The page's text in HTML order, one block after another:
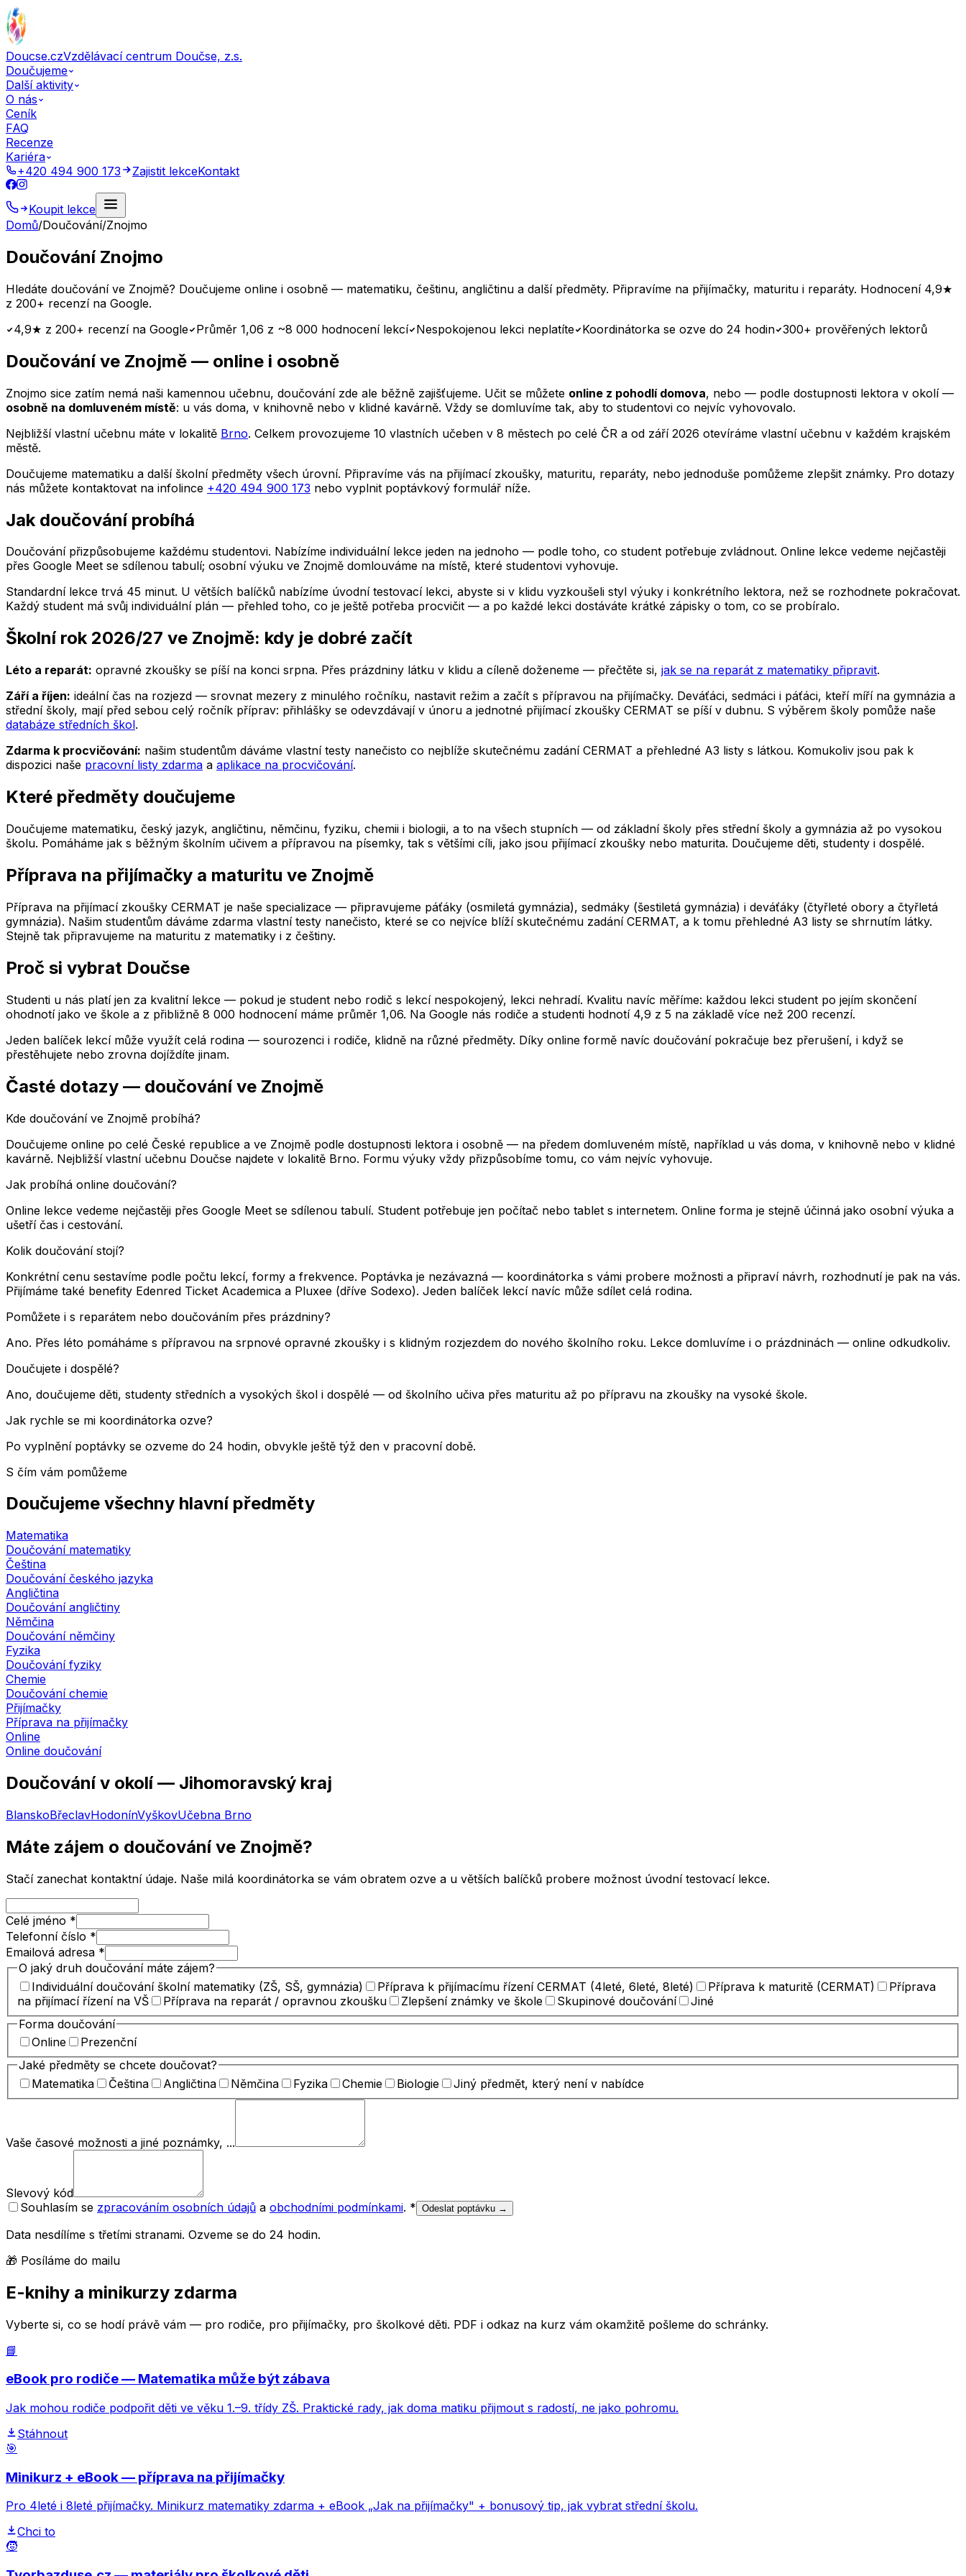
Doucse.czVzdělávací centrum Doučse, z.s.
Doučujeme
Další aktivity
O nás
Ceník
FAQ
Recenze
Kariéra
+420 494 900 173
Zajistit lekceKontakt
Koupit lekce
Domů/Doučování/Znojmo
Doučování Znojmo
Hledáte doučování ve Znojmě? Doučujeme online i osobně — matematiku, češtinu, angličtinu a další předměty. Připravíme na přijímačky, maturitu i reparáty. Hodnocení 4,9★
z 200+ recenzí na Google.
4,9★ z 200+ recenzí na Google Průměr 1,06 z ~8 000 hodnocení lekcí Nespokojenou lekci neplatíte Koordinátorka se ozve do 24 hodin 300+ prověřených lektorů
Doučováníve Znojmě — online i osobně
Znojmo sice zatím nemá naši kamennou učebnu, doučování zde ale běžně zajišťujeme. Učit se můžete online z pohodlí domova, nebo — podle dostupnosti lektora v okolí —
osobně na domluveném místě: u vás doma, v knihovně nebo v klidné kavárně. Vždy se domluvíme tak, aby to studentovi co nejvíc vyhovovalo.
Nejbližší vlastní učebnu máte v lokalitě Brno. Celkem provozujeme 10 vlastních učeben v 8 městech po celé ČR a od září 2026 otevíráme vlastní učebnu v každém krajském
městě.
Doučujeme matematiku a další školní předměty všech úrovní. Připravíme vás na přijímací zkoušky, maturitu, reparáty, nebo jednoduše pomůžeme zlepšit známky. Pro dotazy
nás můžete kontaktovat na infolince +420 494 900 173 nebo vyplnit poptávkový formulář níže.
Jak doučování probíhá
Doučování přizpůsobujeme každému studentovi. Nabízíme individuální lekce jeden na jednoho — podle toho, co student potřebuje zvládnout. Online lekce vedeme nejčastěji
přes Google Meet se sdílenou tabulí; osobní výuku ve Znojmě domlouváme na místě, které studentovi vyhovuje.
Standardní lekce trvá 45 minut. U větších balíčků nabízíme úvodní testovací lekci, abyste si v klidu vyzkoušeli styl výuky i konkrétního lektora, než se rozhodnete pokračovat.
Každý student má svůj individuální plán — přehled toho, co je ještě potřeba procvičit — a po každé lekci dostáváte krátké zápisky o tom, co se probíralo.
Školní rok 2026/27 ve Znojmě: kdy je dobré začít
Léto a reparát: opravné zkoušky se píší na konci srpna. Přes prázdniny látku v klidu a cíleně doženeme — přečtěte si, jak se na reparát z matematiky připravit.
Září a říjen: ideální čas na rozjezd — srovnat mezery z minulého ročníku, nastavit režim a začít s přípravou na přijímačky. Deváťáci, sedmáci i páťáci, kteří míří na gymnázia a
střední školy, mají před sebou celý ročník příprav: přihlášky se odevzdávají v únoru a jednotné přijímací zkoušky CERMAT se píší v dubnu. S výběrem školy pomůže naše
databáze středních škol.
Zdarma k procvičování: našim studentům dáváme vlastní testy nanečisto co nejblíže skutečnému zadání CERMAT a přehledné A3 listy s látkou. Komukoliv jsou pak k
dispozici naše pracovní listy zdarma a aplikace na procvičování.
Které předměty doučujeme
Doučujeme matematiku, český jazyk, angličtinu, němčinu, fyziku, chemii i biologii, a to na všech stupních — od základní školy přes střední školy a gymnázia až po vysokou
školu. Pomáháme jak s běžným školním učivem a přípravou na písemky, tak s většími cíli, jako jsou přijímací zkoušky nebo maturita. Doučujeme děti, studenty i dospělé.
Příprava na přijímačky a maturitu ve Znojmě
Příprava na přijímací zkoušky CERMAT je naše specializace — připravujeme páťáky (osmiletá gymnázia), sedmáky (šestiletá gymnázia) i deváťáky (čtyřleté obory a čtyřletá
gymnázia). Našim studentům dáváme zdarma vlastní testy nanečisto, které se co nejvíce blíží skutečnému zadání CERMAT, a k tomu přehledné A3 listy se shrnutím látky.
Stejně tak připravujeme na maturitu z matematiky i z češtiny.
Proč si vybrat Doučse
Studenti u nás platí jen za kvalitní lekce — pokud je student nebo rodič s lekcí nespokojený, lekci nehradí. Kvalitu navíc měříme: každou lekci student po jejím skončení
ohodnotí jako ve škole a z přibližně 8 000 hodnocení máme průměr 1,06. Na Google nás rodiče a studenti hodnotí 4,9 z 5 na základě více než 200 recenzí.
Jeden balíček lekcí může využít celá rodina — sourozenci i rodiče, klidně na různé předměty. Díky online formě navíc doučování pokračuje bez přerušení, i když se
přestěhujete nebo zrovna dojíždíte jinam.
Časté dotazy — doučováníve Znojmě
Kde doučování ve Znojmě probíhá?
Doučujeme online po celé České republice a ve Znojmě podle dostupnosti lektora i osobně — na předem domluveném místě, například u vás doma, v knihovně nebo v klidné
kavárně. Nejbližší vlastní učebnu Doučse najdete v lokalitě Brno. Formu výuky vždy přizpůsobíme tomu, co vám nejvíc vyhovuje.
Jak probíhá online doučování?
Online lekce vedeme nejčastěji přes Google Meet se sdílenou tabulí. Student potřebuje jen počítač nebo tablet s internetem. Online forma je stejně účinná jako osobní výuka a
ušetří čas i cestování.
Kolik doučování stojí?
Konkrétní cenu sestavíme podle počtu lekcí, formy a frekvence. Poptávka je nezávazná — koordinátorka s vámi probere možnosti a připraví návrh, rozhodnutí je pak na vás.
Přijímáme také benefity Edenred Ticket Academica a Pluxee (dříve Sodexo). Jeden balíček lekcí navíc může sdílet celá rodina.
Pomůžete i s reparátem nebo doučováním přes prázdniny?
Ano. Přes léto pomáháme s přípravou na srpnové opravné zkoušky i s klidným rozjezdem do nového školního roku. Lekce domluvíme i o prázdninách — online odkudkoliv.
Doučujete i dospělé?
Ano, doučujeme děti, studenty středních a vysokých škol i dospělé — od školního učiva přes maturitu až po přípravu na zkoušky na vysoké škole.
Jak rychle se mi koordinátorka ozve?
Po vyplnění poptávky se ozveme do 24 hodin, obvykle ještě týž den v pracovní době.
S čím vám pomůžeme
Doučujeme všechny hlavní předměty
Matematika
Doučování matematiky
Čeština
Doučování českého jazyka
Angličtina
Doučování angličtiny
Němčina
Doučování němčiny
Fyzika
Doučování fyziky
Chemie
Doučování chemie
Přijímačky
Příprava na přijímačky
Online
Online doučování
Doučování v okolí — Jihomoravský kraj
BlanskoBřeclavHodonínVyškovUčebna Brno
Máte zájem o doučováníve Znojmě?
Stačí zanechat kontaktní údaje. Naše milá koordinátorka se vám obratem ozve a u větších balíčků probere možnost úvodní testovací lekce.
Celé jméno *
Telefonní číslo *
Emailová adresa *
O jaký druh doučování máte zájem?
Individuální doučování školní matematiky (ZŠ, SŠ, gymnázia)
Příprava k přijímacímu řízení CERMAT (4leté, 6leté, 8leté) Příprava k maturitě (CERMAT)
Příprava
na přijímací řízení na VŠ
Příprava na reparát / opravnou zkoušku Zlepšení známky ve škole Skupinové doučování
Jiné
Forma doučování
Online
Prezenční
Jaké předměty se chcete doučovat?
Matematika
Čeština Angličtina Němčina Fyzika Chemie Biologie Jiný předmět, který není v nabídce
Vaše časové možnosti a jiné poznámky, ...
Slevový kód
Souhlasím se zpracováním osobních údajů a obchodními podmínkami. * Odeslat poptávku →
Data nesdílíme s třetími stranami. Ozveme se do 24 hodin.
🎁 Posíláme do mailu
E-knihy a minikurzy zdarma
Vyberte si, co se hodí právě vám — pro rodiče, pro přijímačky, pro školkové děti. PDF i odkaz na kurz vám okamžitě pošleme do schránky.
📘
eBook pro rodiče — Matematika může být zábava
Jak mohou rodiče podpořit děti ve věku 1.–9. třídy ZŠ. Praktické rady, jak doma matiku přijmout s radostí, ne jako pohromu.
Stáhnout
🎯
Minikurz + eBook — příprava na přijímačky
Pro 4leté i 8leté přijímačky. Minikurz matematiky zdarma + eBook „Jak na přijímačky" + bonusový tip, jak vybrat střední školu.
Chci to
🧒